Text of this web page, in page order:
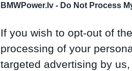
BMWPower.lv - Do Not Process
If you wish to opt-out of
processing of your
targeted advertising by